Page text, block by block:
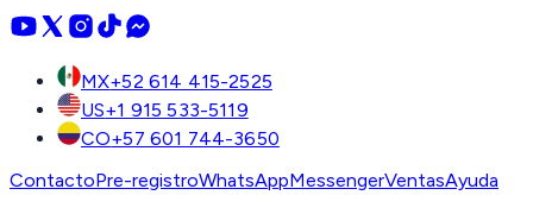
MX+52 614 415-2525
US+1 915 533-5119
CO+57 601 744-3650
ContactoPre-registroWhatsAppMessengerVentasAyuda